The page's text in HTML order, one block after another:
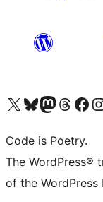
Visita il nostro account X (ex Twitter)
Visita il nostro account Bluesky
Visita il nostro account
Visita il nostroVisita la
Code is Poetry.
The WordPress®
of the WordPress